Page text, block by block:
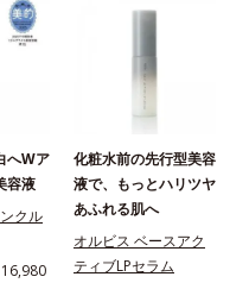
へWア
容液
クル
化粧水前の先行型美容
液で、もっとハリツヤ
あふれる肌へ
オルビス ベースアク
ティブLPセラム